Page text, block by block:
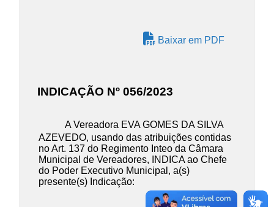
Baixar em PDF
INDICAÇÃO Nº 056/2023
A Vereadora EVA GOMES DA SILVA
AZEVEDO, usando das atribuições contidas
no Art. 137 do Regimento Inteo da Câmara
Municipal de Vereadores, INDICA ao Chefe
do Poder Executivo Municipal, a(s)
presente(s) Indicação: